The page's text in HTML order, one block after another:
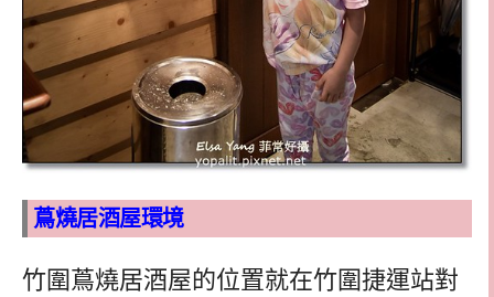
蔦燒居酒屋環境
竹圍蔦燒居酒屋的位置就在竹圍捷運站對